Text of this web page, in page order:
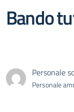
Bando
Personale
Personale